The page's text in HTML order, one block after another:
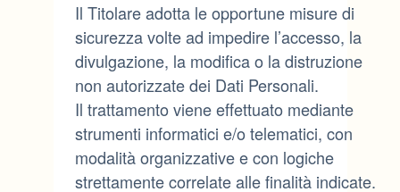
Il Titolare adotta le opportune misure di
sicurezza volte ad impedire l’accesso, la
divulgazione, la modifica o la distruzione
non autorizzate dei Dati Personali.
Il trattamento viene effettuato mediante
strumenti informatici e/o telematici, con
modalità organizzative e con logiche
strettamente correlate alle finalità indicate.